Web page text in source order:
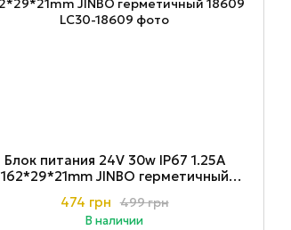
Блок питания 24V 30w ІР67 1.25A
162*29*21mm JINBO герметичный
499 грн
474 грн
В наличии